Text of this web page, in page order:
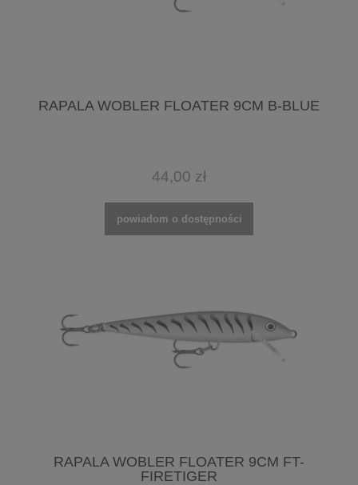
RAPALA WOBLER FLOATER 9CM B-BLUE
44,00 zł
powiadom o dostępności
RAPALA WOBLER FLOATER 9CM FT-
FIRETIGER